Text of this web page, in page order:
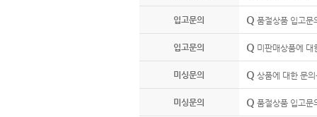
입고문의 Q 품절상품 입고문
입고문의 Q 미판매상품에 대
미싱문의 Q 상품에 대한 문
미싱문의 Q 품절상품 입고문